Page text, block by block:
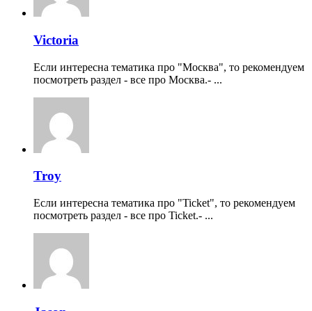
Victoria
Если интересна тематика про "Москва", то рекомендуем
посмотреть раздел - все про Москва.- ...
Troy
Если интересна тематика про "Ticket", то рекомендуем
посмотреть раздел - все про Ticket.- ...